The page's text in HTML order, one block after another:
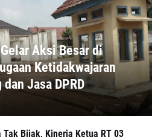
Aksi Besar di
Ketidakwajaran
Jasa DPRD
Tak Bijak, Kinerja Ketua RT 03